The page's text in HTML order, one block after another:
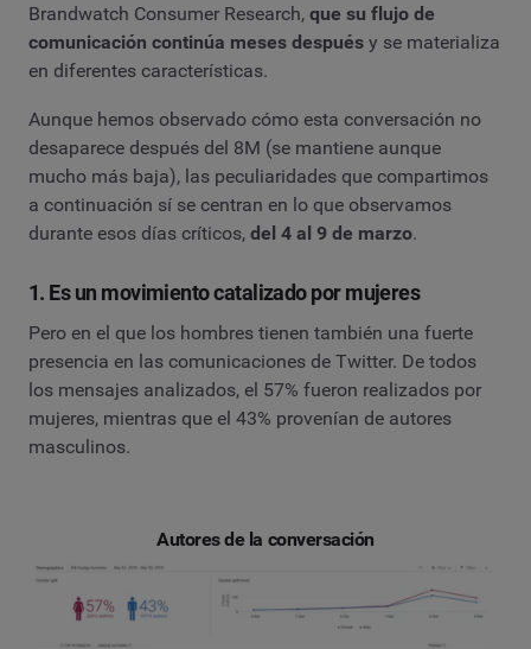
Brandwatch Consumer Research, que su flujo de
comunicación continúa meses después y se materializa
en diferentes características.
Aunque hemos observado cómo esta conversación no
desaparece después del 8M (se mantiene aunque
mucho más baja), las peculiaridades que compartimos
a continuación sí se centran en lo que observamos
durante esos días críticos, del 4 al 9 de marzo.
1. Es un movimiento catalizado por mujeres
Pero en el que los hombres tienen también una fuerte
presencia en las comunicaciones de Twitter. De todos
los mensajes analizados, el 57% fueron realizados por
mujeres, mientras que el 43% provenían de autores
masculinos.
Autores de la conversación